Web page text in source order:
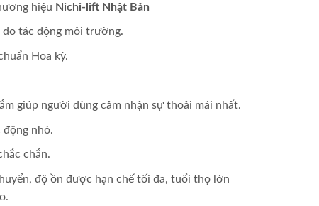
hiệu Nichi-lift Nhật Bản
do tác động môi trường.
Hoa kỳ.
giúp người dùng cảm nhận sự thoải mái nhất.
động nhỏ.
chắn.
độ ồn được hạn chế tối đa, tuổi thọ lớn